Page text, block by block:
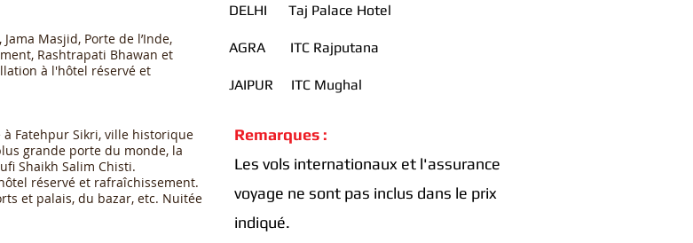
Masjid, Porte de l’Inde,
Rashtrapati Bhawan et
à l'hôtel réservé et
Fatehpur Sikri, ville historique
grande porte du monde, la
Shaikh Salim Chisti.
réservé et rafraîchissement.
et palais, du bazar, etc. Nuitée
DELHI Taj Palace Hotel
AGRA ITC Rajputana
JAIPUR ITC Mughal
Remarques :
Les vols internationaux et l'assurance
voyage ne sont pas inclus dans le prix
indiqué.